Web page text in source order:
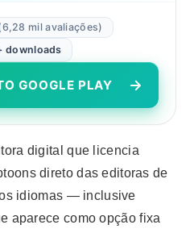
mil avaliações)
downloads
GOOGLE PLAY
digital que licencia
direto das editoras de
idiomas — inclusive
aparece como opção fixa